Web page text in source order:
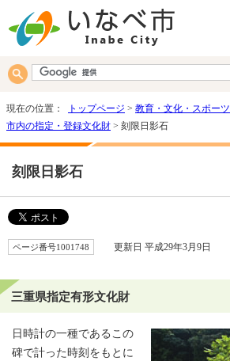
現在の位置： トップページ > 教育・文化・スポーツ
市内の指定・登録文化財 > 刻限日影石
刻限日影石
ページ番号1001748 更新日 平成29年3月9日
三重県指定有形文化財
日時計の一種であるこの
碑で計った時刻をもとに